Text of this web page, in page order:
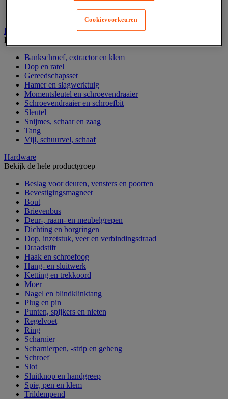
Verrijdbare werktafel
Handgereedschap
Bekijk de hele productgroep
Bankschroef, extractor en klem
Dop en ratel
Gereedschapsset
Hamer en slagwerktuig
Momentsleutel en schroevendraaier
Schroevendraaier en schroefbit
Sleutel
Snijmes, schaar en zaag
Tang
Vijl, schuurvel, schaaf
Hardware
Bekijk de hele productgroep
Beslag voor deuren, vensters en poorten
Bevestigingsmagneet
Bout
Brievenbus
Deur-, raam- en meubelgrepen
Dichting en borgringen
Dop, inzetstuk, veer en verbindingsdraad
Draadstift
Haak en schroefoog
Hang- en sluitwerk
Ketting en trekkoord
Moer
Nagel en blindklinktang
Plug en pin
Punten, spijkers en nieten
Regelvoet
Ring
Scharnier
Scharnierpen, -strip en geheng
Schroef
Slot
Sluitknop en handgreep
Spie, pen en klem
Trildempend
Cookievoorkeuren